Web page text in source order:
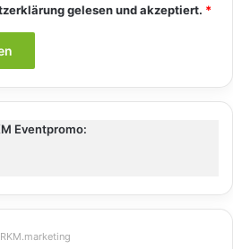
gelesen und akzeptiert. *
Eventpromo: